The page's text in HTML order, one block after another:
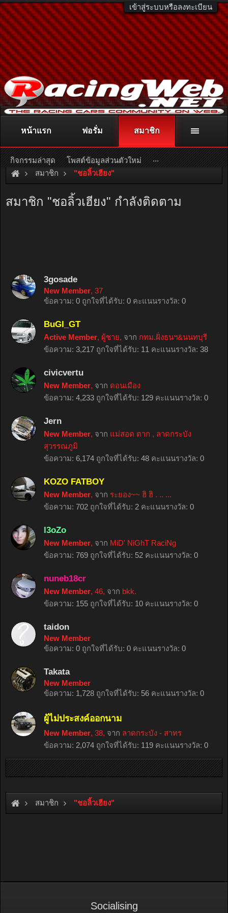
เข้าสู่ระบบหรือลงทะเบียน
ติดต่อลงโฆษณา racingweb@gmail.comหรือโทร. 081-811-1138
หรืออ่านรายละเอียดเพิ่มเติม คลิกที่นี่
สมาชิก "ชอลิ้วเฮียง"
สมาชิก "ชอลิ้วเฮียง" กำลังติดตาม
3gosade
New Member, 37
ข้อความ: 0 ถูกใจที่ได้รับ: 0 คะแนนรางวัล: 0
BuGI_GT
Active Member, ผู้ชาย, จาก กทม.ฝั่งธนฯ&นนทบุรี
ข้อความ: 3,217 ถูกใจที่ได้รับ: 11 คะแนนรางวัล: 38
civicvertu
New Member, จาก ดอนเมือง
ข้อความ: 4,233 ถูกใจที่ได้รับ: 129 คะแนนรางวัล: 0
Jern
New Member, จาก แม่สอด ตาก , ลาดกระบัง
สุวรรณภูมิ
ข้อความ: 6,174 ถูกใจที่ได้รับ: 48 คะแนนรางวัล: 0
KOZO FATBOY
New Member, จาก ระยอง~~ ฮิ ฮิ . .. ...
ข้อความ: 702 ถูกใจที่ได้รับ: 2 คะแนนรางวัล: 0
l3oZo
New Member, จาก MiD' NiGhT RaciNg
ข้อความ: 769 ถูกใจที่ได้รับ: 52 คะแนนรางวัล: 0
nuneb18cr
New Member, 46, จาก bkk.
ข้อความ: 155 ถูกใจที่ได้รับ: 10 คะแนนรางวัล: 0
taidon
New Member
ข้อความ: 0 ถูกใจที่ได้รับ: 0 คะแนนรางวัล: 0
Takata
New Member
ข้อความ: 1,728 ถูกใจที่ได้รับ: 56 คะแนนรางวัล: 0
ผู้ไม่ประสงค์ออกนาม
New Member, 38, จาก ลาดกระบัง - สาทร
ข้อความ: 2,074 ถูกใจที่ได้รับ: 119 คะแนนรางวัล: 0
สมาชิก "ชอลิ้วเฮียง"
หน้าแรก ฟอรั่ม สมาชิก
กิจกรรมล่าสุด โพสต์ข้อมูลส่วนตัวใหม่ ...
Socialising